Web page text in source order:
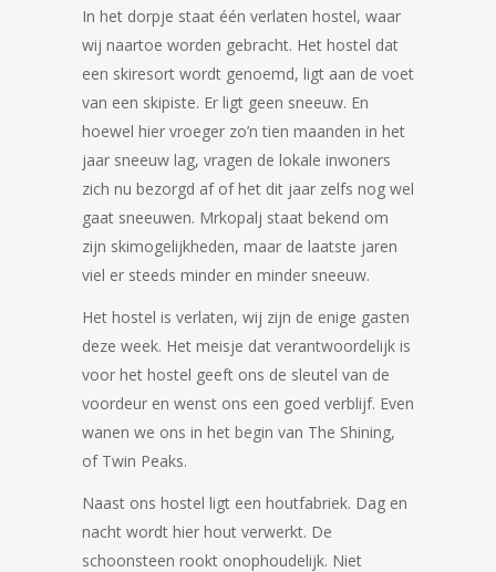
In het dorpje staat één verlaten hostel, waar
wij naartoe worden gebracht. Het hostel dat
een skiresort wordt genoemd, ligt aan de voet
van een skipiste. Er ligt geen sneeuw. En
hoewel hier vroeger zo’n tien maanden in het
jaar sneeuw lag, vragen de lokale inwoners
zich nu bezorgd af of het dit jaar zelfs nog wel
gaat sneeuwen. Mrkopalj staat bekend om
zijn skimogelijkheden, maar de laatste jaren
viel er steeds minder en minder sneeuw.
Het hostel is verlaten, wij zijn de enige gasten
deze week. Het meisje dat verantwoordelijk is
voor het hostel geeft ons de sleutel van de
voordeur en wenst ons een goed verblijf. Even
wanen we ons in het begin van The Shining,
of Twin Peaks.
Naast ons hostel ligt een houtfabriek. Dag en
nacht wordt hier hout verwerkt. De
schoonsteen rookt onophoudelijk. Niet